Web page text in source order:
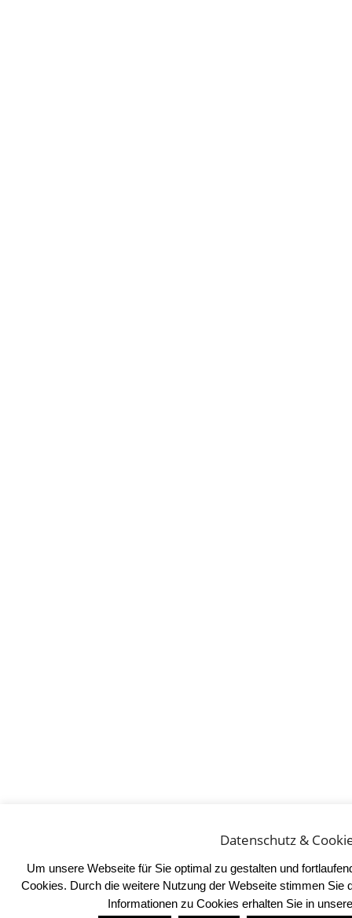
Datenschutz &
Um unsere Webseite für Sie optimal zu gestalten und
Cookies. Durch die weitere Nutzung der Webseite stimmen Sie
Informationen zu Cookies erhalten Sie in